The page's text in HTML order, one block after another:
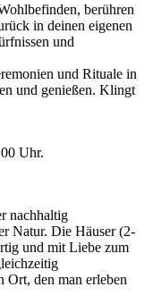
berühren
in deinen eigenen
und
und Rituale in
und genießen. Klingt
Uhr.
nachhaltig
Natur. Die Häuser (2-
und mit Liebe zum
den man erleben